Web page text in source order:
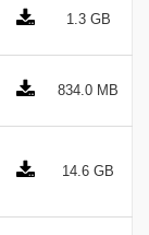
1.3 GB
834.0 MB
14.6 GB